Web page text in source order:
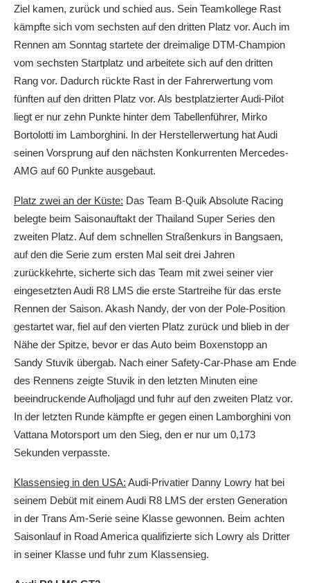
Ziel kamen, zurück und schied aus. Sein Teamkollege Rast
kämpfte sich vom sechsten auf den dritten Platz vor. Auch im
Rennen am Sonntag startete der dreimalige DTM-Champion
vom sechsten Startplatz und arbeitete sich auf den dritten
Rang vor. Dadurch rückte Rast in der Fahrerwertung vom
fünften auf den dritten Platz vor. Als bestplatzierter Audi-Pilot
liegt er nur zehn Punkte hinter dem Tabellenführer, Mirko
Bortolotti im Lamborghini. In der Herstellerwertung hat Audi
seinen Vorsprung auf den nächsten Konkurrenten Mercedes-
AMG auf 60 Punkte ausgebaut.
Platz zwei an der Küste: Das Team B-Quik Absolute Racing
belegte beim Saisonauftakt der Thailand Super Series den
zweiten Platz. Auf dem schnellen Straßenkurs in Bangsaen,
auf den die Serie zum ersten Mal seit drei Jahren
zurückkehrte, sicherte sich das Team mit zwei seiner vier
eingesetzten Audi R8 LMS die erste Startreihe für das erste
Rennen der Saison. Akash Nandy, der von der Pole-Position
gestartet war, fiel auf den vierten Platz zurück und blieb in der
Nähe der Spitze, bevor er das Auto beim Boxenstopp an
Sandy Stuvik übergab. Nach einer Safety-Car-Phase am Ende
des Rennens zeigte Stuvik in den letzten Minuten eine
beeindruckende Aufholjagd und fuhr auf den zweiten Platz vor.
In der letzten Runde kämpfte er gegen einen Lamborghini von
Vattana Motorsport um den Sieg, den er nur um 0,173
Sekunden verpasste.
Klassensieg in den USA: Audi-Privatier Danny Lowry hat bei
seinem Debüt mit einem Audi R8 LMS der ersten Generation
in der Trans Am-Serie seine Klasse gewonnen. Beim achten
Saisonlauf in Road America qualifizierte sich Lowry als Dritter
in seiner Klasse und fuhr zum Klassensieg.